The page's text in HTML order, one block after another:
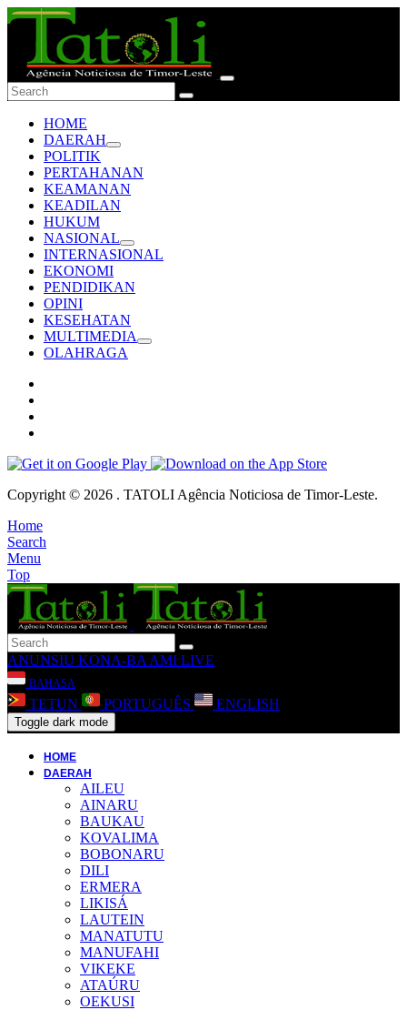
HOME
DAERAH
POLITIK
PERTAHANAN
KEAMANAN
KEADILAN
HUKUM
NASIONAL
INTERNASIONAL
EKONOMI
PENDIDIKAN
OPINI
KESEHATAN
MULTIMEDIA
OLAHRAGA
Copyright © 2026 . TATOLI Agência Noticiosa de Timor-Leste.
Home
Search
Menu
Top
ANUNSIU KONA-BA AMI LIVE
BAHASA
TETUN PORTUGUÊS ENGLISH
Toggle dark mode
HOME
DAERAH
AILEU
AINARU
BAUKAU
KOVALIMA
BOBONARU
DILI
ERMERA
LIKISÁ
LAUTEIN
MANATUTU
MANUFAHI
VIKEKE
ATAÚRU
OEKUSI